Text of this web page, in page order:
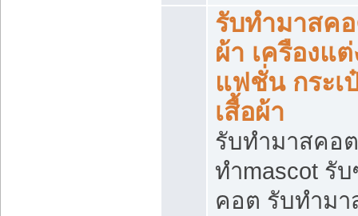
รับทำมาสค
ผ้า เครืองแ
แฟชั่น กระเ
เสื้อผ้า
รับทำมาสคอ
ทำmascot รั
คอต รับทำม